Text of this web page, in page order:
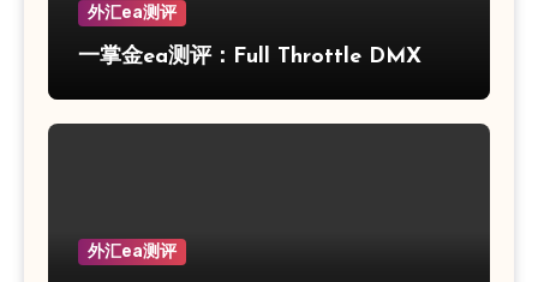
外汇ea测评
一掌金ea测评：Full Throttle DMX
外汇ea测评